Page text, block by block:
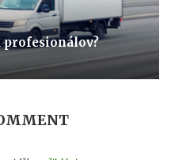
profesionálov?